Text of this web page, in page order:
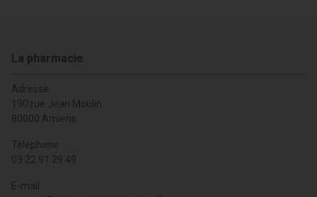
La pharmacie
Adresse
190 rue Jean Moulin
80000 Amiens
Téléphone
03 22 91 29 49
E-mail